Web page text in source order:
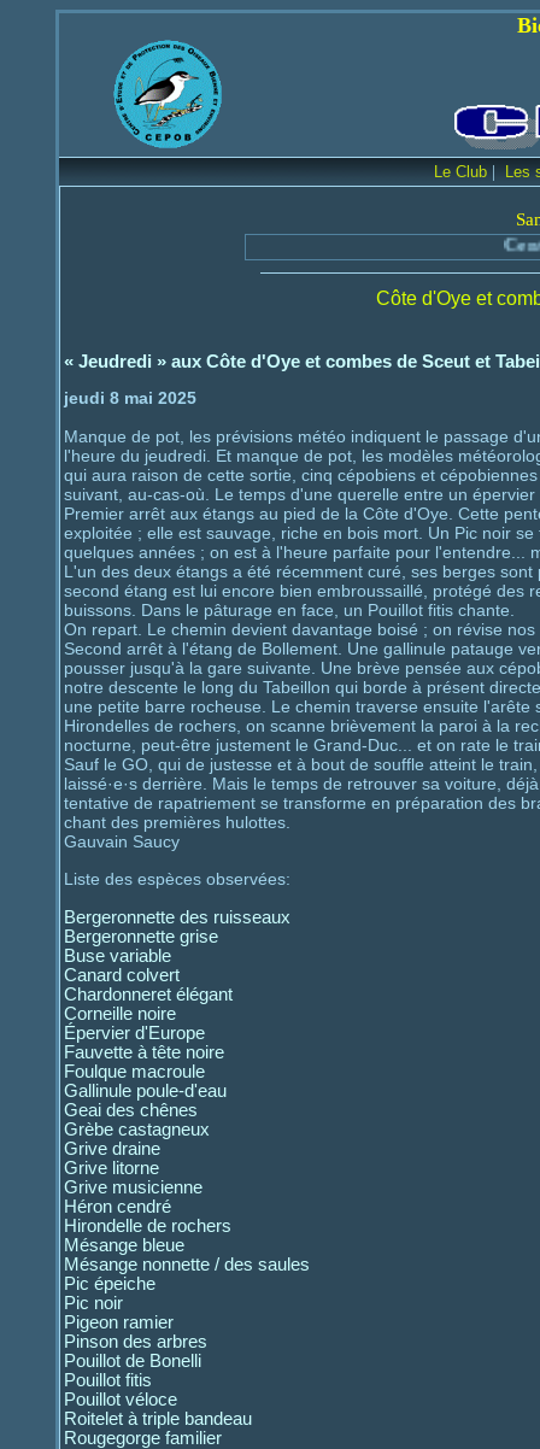
Bienvenue sur
Le Club | Les
Centre
Côte d'Oye et
« Jeudredi » aux Côte d'Oye et combes de Sceut et
jeudi 8 mai 2025
Manque de pot, les prévisions météo indiquent le passage
l'heure du jeudredi. Et manque de pot, les modèles
qui aura raison de cette sortie, cinq cépobiens et
suivant, au-cas-où. Le temps d'une querelle entre un
Premier arrêt aux étangs au pied de la Côte d'Oye. Cette
exploitée ; elle est sauvage, riche en bois mort. Un Pic noir
quelques années ; on est à l'heure parfaite pour l'entendre...
L'un des deux étangs a été récemment curé, ses berges
second étang est lui encore bien embroussaillé, protégé des
buissons. Dans le pâturage en face, un Pouillot fitis chante.
On repart. Le chemin devient davantage boisé ; on révise
Second arrêt à l'étang de Bollement. Une gallinule patauge
pousser jusqu'à la gare suivante. Une brève pensée aux
notre descente le long du Tabeillon qui borde à présent
une petite barre rocheuse. Le chemin traverse ensuite
Hirondelles de rochers, on scanne brièvement la paroi à la
nocturne, peut-être justement le Grand-Duc... et on rate le
Sauf le GO, qui de justesse et à bout de souffle atteint le
laissé·e·s derrière. Mais le temps de retrouver sa voiture,
tentative de rapatriement se transforme en préparation des
chant des premières hulottes.
Gauvain Saucy
Liste des espèces observées:
Bergeronnette des ruisseaux
Bergeronnette grise
Buse variable
Canard colvert
Chardonneret élégant
Corneille noire
Épervier d'Europe
Fauvette à tête noire
Foulque macroule
Gallinule poule-d'eau
Geai des chênes
Grèbe castagneux
Grive draine
Grive litorne
Grive musicienne
Héron cendré
Hirondelle de rochers
Mésange bleue
Mésange nonnette / des saules
Pic épeiche
Pic noir
Pigeon ramier
Pinson des arbres
Pouillot de Bonelli
Pouillot fitis
Pouillot véloce
Roitelet à triple bandeau
Rougegorge familier